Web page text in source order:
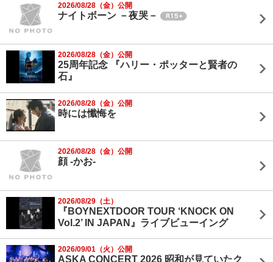
2026/08/28（金）公開
ナイトボーン －夜哭－
2026/08/28（金）公開
25周年記念 『ハリー・ポッターと賢者の
石』
2026/08/28（金）公開
時には懺悔を
2026/08/28（金）公開
顔 -かお-
2026/08/29（土）
『BOYNEXTDOOR TOUR ‘KNOCK ON
Vol.2’ IN JAPAN』ライブビューイング
2026/09/01（火）公開
ASKA CONCERT 2026 昭和が見ていたク